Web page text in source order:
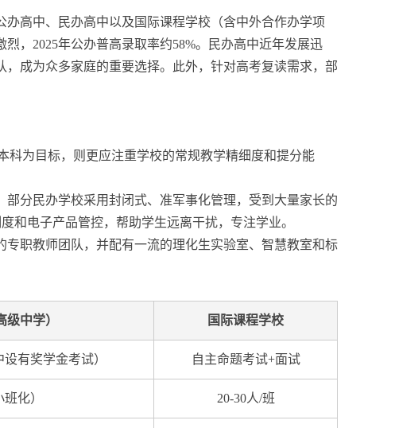
高中、民办高中以及国际课程学校（含中外合作办学项
，2025年公办普高录取率约58%。民办高中近年发展迅
成为众多家庭的重要选择。此外，针对高考复读需求，部
科为目标，则更应注重学校的常规教学精细度和提分能
分民办学校采用封闭式、准军事化管理，受到大量家长的
和电子产品管控，帮助学生远离干扰，专注学业。
职教师团队，并配有一流的理化生实验室、智慧教室和标
中学） 国际课程学校
有奖学金考试） 自主命题考试+面试
化） 20-30人/班